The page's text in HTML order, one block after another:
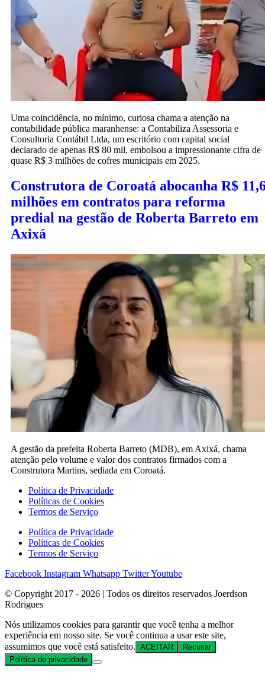
Uma coincidência, no mínimo, curiosa chama a atenção na
contabilidade pública maranhense: a Contabiliza Assessoria e
Consultoria Contábil Ltda, um escritório com capital social
declarado de apenas R$ 80 mil, embolsou a impressionante cifra de
quase R$ 3 milhões de cofres municipais em 2025.
Construtora de Coroatá abocanha R$
milhões em contratos para reforma
predial na gestão de Roberta Barreto em
Axixá
A gestão da prefeita Roberta Barreto (MDB), em Axixá, chama
atenção pelo volume e valor dos contratos firmados com a
Construtora Martins, sediada em Coroatá.
Política de Privacidade
Políticas de Cookies
Termos de Serviço
Política de Privacidade
Políticas de Cookies
Termos de Serviço
Facebook Instagram Whatsapp TwitterYoutube
© Copyright 2017 - 2026 | Todos os direitos reservados Joerdson
Rodrigues
Nós utilizamos cookies para garantir que você tenha a melhor
experiência em nosso site. Se você continua a usar este site,
assumimos que você está satisfeito. ACEITAR
Recusar
Política de privacidade